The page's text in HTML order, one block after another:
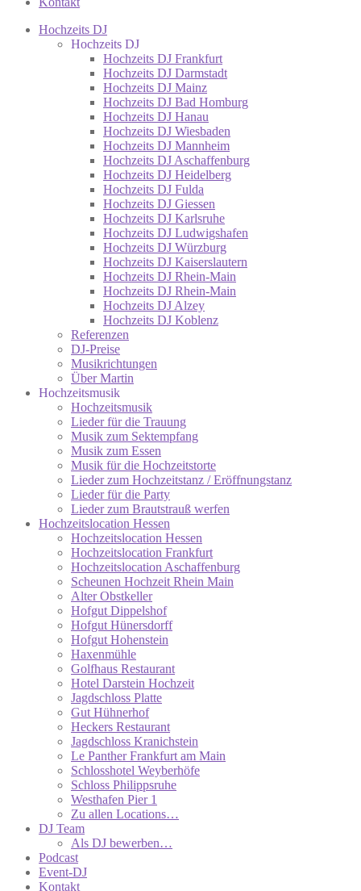
Hochzeits DJ
Hochzeits DJ
Hochzeits DJ Frankfurt
Hochzeits DJ Darmstadt
Hochzeits DJ Mainz
Hochzeits DJ Bad Homburg
Hochzeits DJ Hanau
Hochzeits DJ Wiesbaden
Hochzeits DJ Mannheim
Hochzeits DJ Aschaffenburg
Hochzeits DJ Heidelberg
Hochzeits DJ Fulda
Hochzeits DJ Giessen
Hochzeits DJ Karlsruhe
Hochzeits DJ Ludwigshafen
Hochzeits DJ Würzburg
Hochzeits DJ Kaiserslautern
Hochzeits DJ Rhein-Main
Hochzeits DJ Rhein-Main
Hochzeits DJ Alzey
Hochzeits DJ Koblenz
Referenzen
DJ-Preise
Musikrichtungen
Über Martin
Hochzeitsmusik
Hochzeitsmusik
Lieder für die Trauung
Musik zum Sektempfang
Musik zum Essen
Musik für die Hochzeitstorte
Lieder zum Hochzeitstanz / Eröffnungstanz
Lieder für die Party
Lieder zum Brautstrauß werfen
Hochzeitslocation Hessen
Hochzeitslocation Hessen
Hochzeitslocation Frankfurt
Hochzeitslocation Aschaffenburg
Scheunen Hochzeit Rhein Main
Alter Obstkeller
Hofgut Dippelshof
Hofgut Hünersdorff
Hofgut Hohenstein
Haxenmühle
Golfhaus Restaurant
Hotel Darstein Hochzeit
Jagdschloss Platte
Gut Hühnerhof
Heckers Restaurant
Jagdschloss Kranichstein
Le Panther Frankfurt am Main
Schlosshotel Weyberhöfe
Schloss Philippsruhe
Westhafen Pier 1
Zu allen Locations…
DJ Team
Als DJ bewerben…
Podcast
Event-DJ
Kontakt